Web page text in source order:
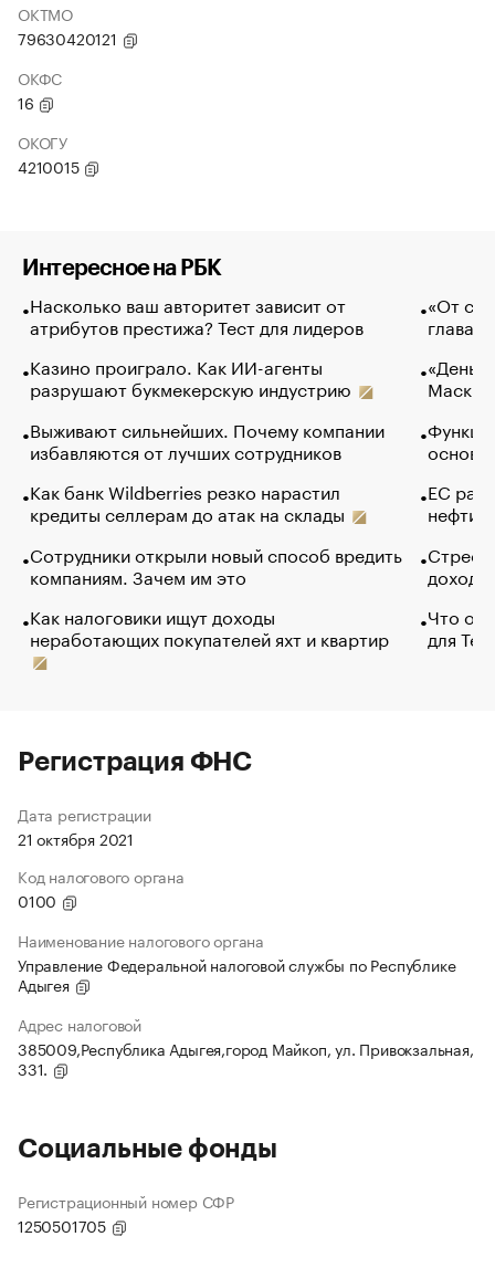
ОКТМО
79630420121
ОКФС
16
ОКОГУ
4210015
Интересное на РБК
Насколько ваш авторитет зависит от
атрибутов престижа? Тест для лидеров
Казино проиграло. Как ИИ-агенты
разрушают букмекерскую индустрию
Выживают сильнейших. Почему компании
избавляются от лучших сотрудников
Как банк Wildberries резко нарастил
кредиты селлерам до атак на склады
Сотрудники открыли новый способ вредить
компаниям. Зачем им это
Как налоговики ищут доходы
неработающих покупателей яхт и квартир
«От
глава
Маск в
основ
ЕС
нефти
Что
для
Регистрация ФНС
Дата регистрации
21 октября 2021
Код налогового органа
0100
Наименование налогового органа
Управление Федеральной налоговой службы по Республике
Адыгея
Адрес налоговой
385009,Республика Адыгея,город Майкоп, ул. Привокзальная,
331.
Социальные фонды
Регистрационный номер СФР
1250501705